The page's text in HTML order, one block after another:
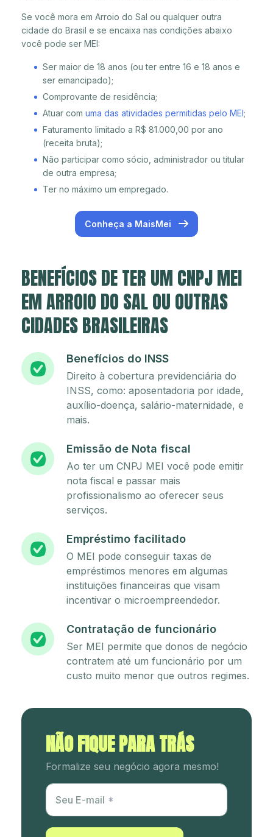
Se você mora em Arroio do Sal ou qualquer outra
cidade do Brasil e se encaixa nas condições abaixo
você pode ser MEI:
Ser maior de 18 anos (ou ter entre 16 e 18 anos e
ser emancipado);
Comprovante de residência;
Atuar com uma das atividades permitidas pelo MEI;
Faturamento limitado a R$ 81.000,00 por ano
(receita bruta);
Não participar como sócio, administrador ou titular
de outra empresa;
Ter no máximo um empregado.
Conheça a MaisMei
BENEFÍCIOS DE TER UM CNPJ MEI
EM ARROIO DO SAL OU OUTRAS
CIDADES BRASILEIRAS
Benefícios do INSS
Direito à cobertura previdenciária do
INSS, como: aposentadoria por idade,
auxílio-doença, salário-maternidade, e
mais.
Emissão de Nota fiscal
Ao ter um CNPJ MEI você pode emitir
nota fiscal e passar mais
profissionalismo ao oferecer seus
serviços.
Empréstimo facilitado
O MEI pode conseguir taxas de
empréstimos menores em algumas
instituições financeiras que visam
incentivar o microempreendedor.
Contratação de funcionário
Ser MEI permite que donos de negócio
contratem até um funcionário por um
custo muito menor que outros regimes.
NÃO FIQUE PARA TRÁS
Formalize seu negócio agora mesmo!
Utm Content
Seu E-mail